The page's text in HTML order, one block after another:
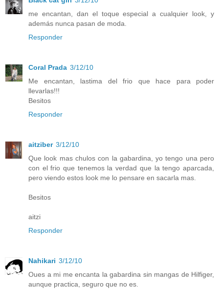
me encantan, dan el toque especial a cualquier look, y
además nunca pasan de moda.
Responder
Coral Prada 3/12/10
Me encantan, lastima del frio que hace para poder
llevarlas!!!
Besitos
Responder
aitziber 3/12/10
Que look mas chulos con la gabardina, yo tengo una pero
con el frio que tenemos la verdad que la tengo aparcada,
pero viendo estos look me lo pensare en sacarla mas.
Besitos
aitzi
Responder
Nahikari 3/12/10
Oues a mi me encanta la gabardina sin mangas de Hilfiger,
aunque practica, seguro que no es.